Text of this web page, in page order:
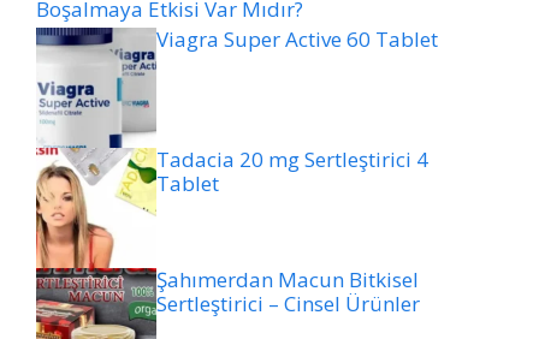
Boşalmaya Etkisi Var Mıdır?
Viagra Super Active 60 Tablet
Tadacia 20 mg Sertleştirici 4
Tablet
Şahımerdan Macun Bitkisel
Sertleştirici – Cinsel Ürünler